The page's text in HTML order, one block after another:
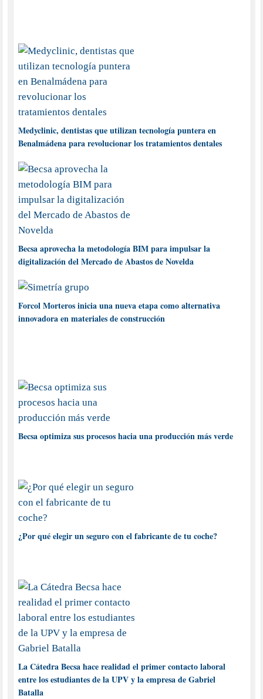
Medyclinic, dentistas que utilizan tecnología puntera en
Benalmádena para revolucionar los tratamientos dentales
Becsa aprovecha la metodología BIM para impulsar la
digitalización del Mercado de Abastos de Novelda
Forcol Morteros inicia una nueva etapa como alternativa
innovadora en materiales de construcción
Becsa optimiza sus procesos hacia una producción más verde
¿Por qué elegir un seguro con el fabricante de tu coche?
La Cátedra Becsa hace realidad el primer contacto laboral
entre los estudiantes de la UPV y la empresa de Gabriel
Batalla